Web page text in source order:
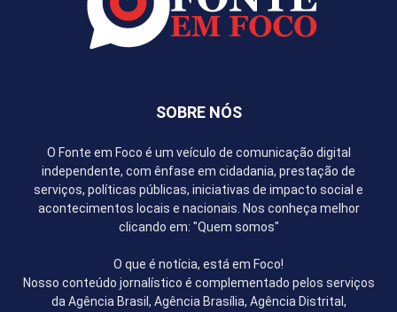
SOBRE NÓS
O Fonte em Foco é um veículo de comunicação digital
independente, com ênfase em cidadania, prestação de
serviços, políticas públicas, iniciativas de impacto social e
acontecimentos locais e nacionais. Nos conheça melhor
clicando em: "Quem somos"
O que é notícia, está em Foco!
Nosso conteúdo jornalístico é complementado pelos serviços
da Agência Brasil, Agência Brasília, Agência Distrital,